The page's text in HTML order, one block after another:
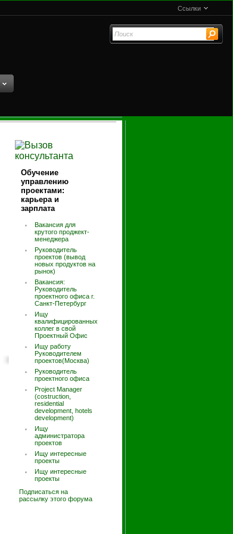
Ссылки
Обучение
управлению
проектами:
карьера и
зарплата
Вакансия для
крутого проджект-
менеджера
Руководитель
проектов (вывод
новых продуктов на
рынок)
Вакансия:
Руководитель
проектного офиса г.
Санкт-Петербург
Ищу
квалифицированных
коллег в свой
Проектный Офис
Ищу работу
Руководителем
проектов(Москва)
Руководитель
проектного офиса
Project Manager
(costruction,
residential
development, hotels
development)
Ищу
администратора
проектов
Ищу интересные
проекты
Ищу интересные
проекты
Подписаться на
рассылку этого форума